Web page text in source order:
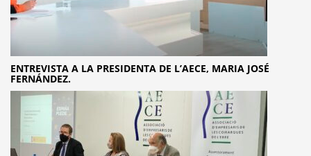
ENTREVISTA A LA PRESIDENTA DE L’AECE, MARIA JOSÉ
FERNÁNDEZ.